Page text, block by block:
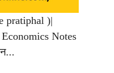
pratiphal )|
Notes